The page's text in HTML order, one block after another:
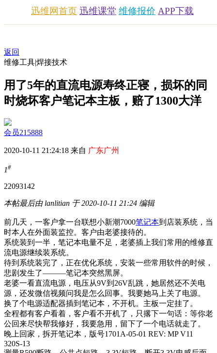
迅维网首页 迅维课堂 维修报价 APP下载
返回
维修工具|焊接技术
用了5年的直流电源寿终正寝，损坏的同
时烧坏客户笔记本主板，赔了1300大洋
会员215888
2020-10-11 21:24:18 来自 广东广州
1#
22093142
本帖最后由 lanlitian 于 2020-10-11 21:24 编辑
前几天，一客户拿一台联想小新潮7000笔记本到店装系统，当
时本人在外面装监控。客户由老婆接待的。
系统装到一半，笔记本电量不足，老婆插上我们常用的维修直
流电源继续装系统。
待到系统装完了，正在优化系统，安装一些常用软件的时候，
悲剧发生了———笔记本突然黑屏。
老婆一看直流电源，电压从9V到26V乱跳，她居然还不关电
源，还发微信视频问我是怎么回事。我要她马上关了电源。
换了个电源适配器插到笔记本，不开机。主板一定挂了。
全程都有客户看着，客户看不开机了，只撂下一句话：等你老
公回来尽快帮我修好，我要急用，留下了一个电话就走了。
晚上回家，拆开笔记本，版号1701A-05-01 REV: MP V11
320S-13